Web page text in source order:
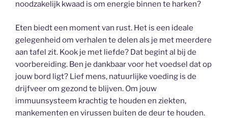
noodzakelijk kwaad is om energie binnen te harken?
Eten biedt een moment van rust. Het is een ideale
gelegenheid om verhalen te delen als je met meerdere
aan tafel zit. Kook je met liefde? Dat begint al bij de
voorbereiding. Ben je dankbaar voor het voedsel dat op
jouw bord ligt? Lief mens, natuurlijke voeding is de
drijfveer om gezond te blijven. Om jouw
immuunsysteem krachtig te houden en ziekten,
mankementen en virussen buiten de deur te houden.